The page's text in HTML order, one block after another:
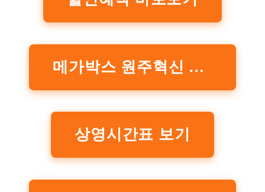
메가박스 원주혁신 극장정보 알아보기
상영시간표 보기